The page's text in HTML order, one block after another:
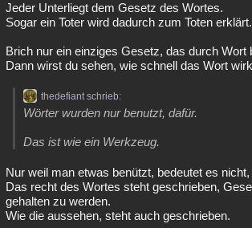
Jeder Unterliegt dem Gesetz des Wortes.
Sogar ein Toter wird dadurch zum Toten erklärt.
Brich nur ein einziges Gesetz, das durch Wort
Dann wirst du sehen, wie schnell das Wort
thedefiant schrieb:
Wörter wurden nur benutzt, dafür.
Das ist wie ein Werkzeug.
Nur weil man etwas benützt, bedeutet es
Das recht des Wortes steht geschrieben,
gehalten zu werden.
Wie die aussehen, steht auch geschrieben.